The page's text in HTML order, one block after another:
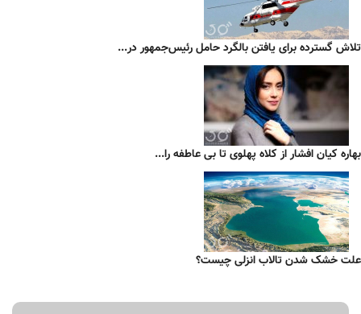
تلاش گسترده برای یافتن بالگرد حامل رئیس‌جمهور در...
بهاره کیان افشار از کلاه پهلوی تا بی عاطفه را...
علت خشک شدن تالاب انزلی چیست؟